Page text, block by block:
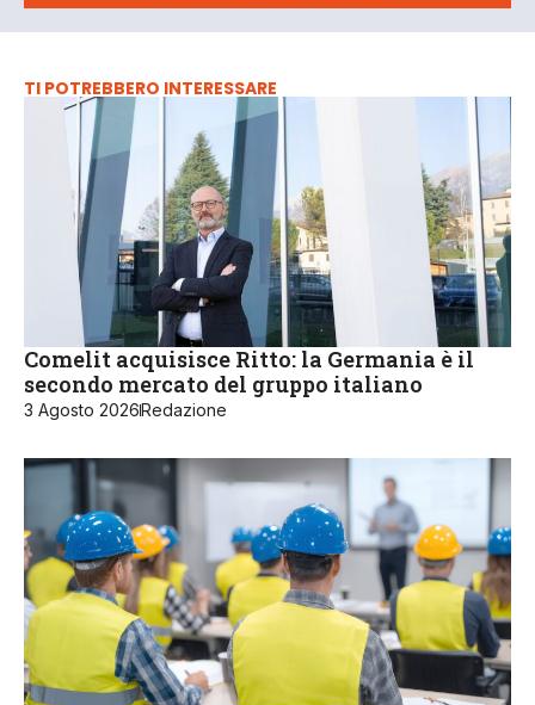
TI POTREBBERO INTERESSARE
Comelit acquisisce Ritto: la Germania è il
secondo mercato del gruppo italiano
3 Agosto 2026Redazione